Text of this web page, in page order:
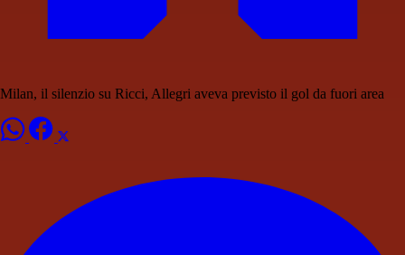
Milan, il silenzio su Ricci, Allegri aveva previsto il gol da fuori area